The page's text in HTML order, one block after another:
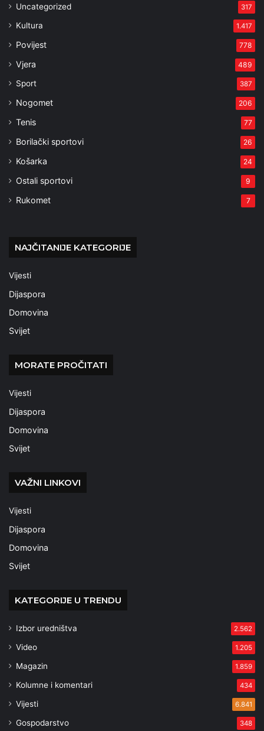
Uncategorized 317
Kultura 1.417
Povijest 778
Vjera 489
Sport 387
Nogomet 206
Tenis 77
Borilački sportovi 26
Košarka 24
Ostali sportovi 9
Rukomet 7
NAJČITANIJE KATEGORIJE
Vijesti
Dijaspora
Domovina
Svijet
MORATE PROČITATI
Vijesti
Dijaspora
Domovina
Svijet
VAŽNI LINKOVI
Vijesti
Dijaspora
Domovina
Svijet
KATEGORIJE U TRENDU
Izbor uredništva 2.562
Video 1.205
Magazin 1.859
Kolumne i komentari 434
Vijesti 6.841
Gospodarstvo 348